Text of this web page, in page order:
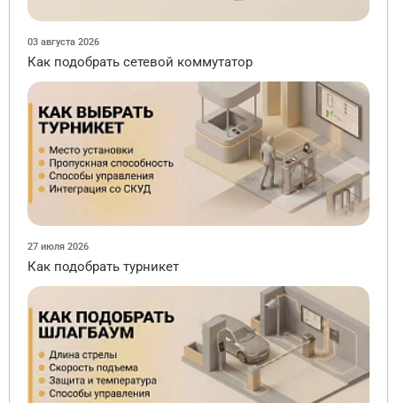
03 августа 2026
Как подобрать сетевой коммутатор
27 июля 2026
Как подобрать турникет